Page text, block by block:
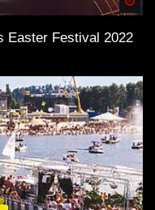
Easter Festival 2022